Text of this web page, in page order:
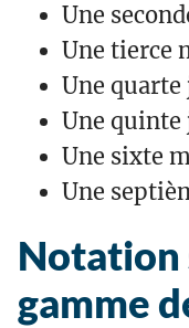
Une
Une tierce
Une
Une quinte
Une sixte
Une
Notation
gamme